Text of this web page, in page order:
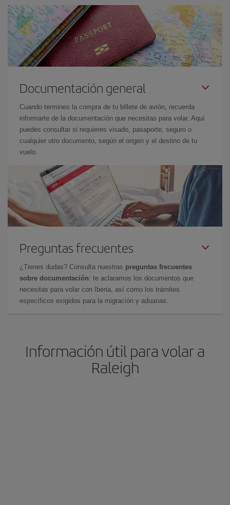
Documentación general
Cuando termines la compra de tu billete de avión, recuerda
informarte de la documentación que necesitas para volar. Aquí
puedes consultar si requieres visado, pasaporte, seguro o
cualquier otro documento, según el origen y el destino de tu
vuelo.
Preguntas frecuentes
¿Tienes dudas? Consulta nuestras preguntas frecuentes
sobre documentación: te aclaramos los documentos que
necesitas para volar con Iberia, así como los trámites
específicos exigidos para la migración y aduanas.
Información útil para volar a
Raleigh